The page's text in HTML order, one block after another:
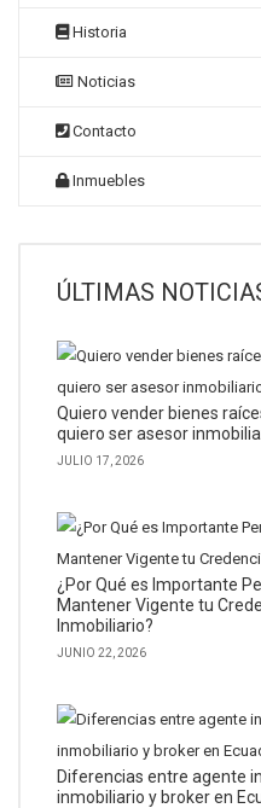
Historia
Noticias
Contacto
Inmuebles
ÚLTIMAS
Quiero vender bienes
quiero ser asesor
JULIO 17, 2026
¿Por Qué es Importante
Mantener Vigente tu
Inmobiliario?
JUNIO 22, 2026
Diferencias entre agente
inmobiliario y broker en